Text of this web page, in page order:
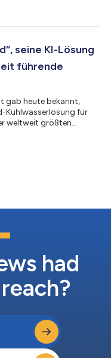
internationalen
Forschun...
seine KI-Lösung
führende
gab heute bekannt,
Kühlwasserlösung für
weltweit größten
zwischen
wird. Diese
had